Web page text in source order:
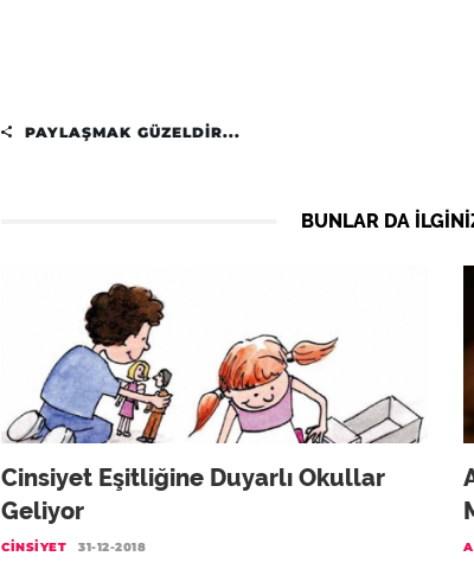
PAYLAŞMAK GÜZELDIR...
BUNLAR DA
Cinsiyet Eşitliğine Duyarlı Okullar
Geliyor
CINSIYET 31-12-2018